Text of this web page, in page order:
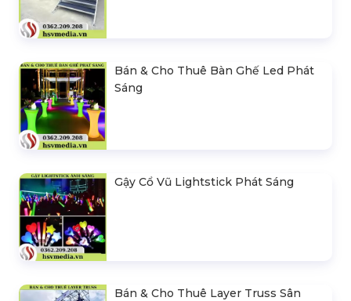
Bán & Cho Thuê Bàn Ghế Led Phát
Sáng
Gậy Cổ Vũ Lightstick Phát Sáng
Bán & Cho Thuê Layer Truss Sân